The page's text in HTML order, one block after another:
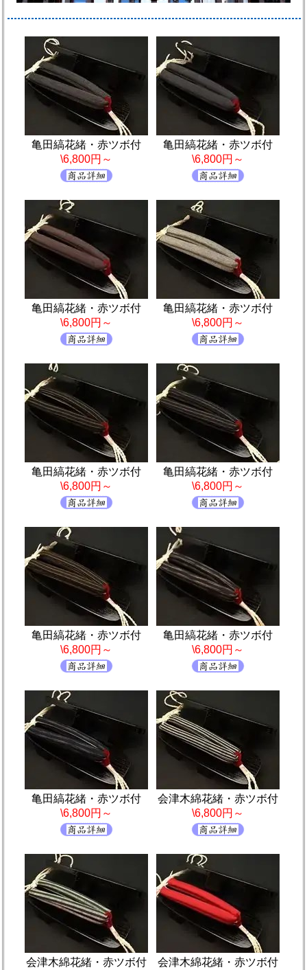
亀田縞花緒・赤ツボ付
\6,800円～
亀田縞花緒・赤ツボ付
\6,800円～
亀田縞花緒・赤ツボ付
\6,800円～
亀田縞花緒・赤ツボ付
\6,800円～
亀田縞花緒・赤ツボ付
\6,800円～
亀田縞花緒・赤ツボ付
\6,800円～
亀田縞花緒・赤ツボ付
\6,800円～
亀田縞花緒・赤ツボ付
\6,800円～
亀田縞花緒・赤ツボ付
\6,800円～
会津木綿花緒・赤ツボ付
\6,800円～
会津木綿花緒・赤ツボ付 会津木綿花緒・赤ツボ付